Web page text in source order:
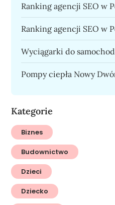
Ranking agencji SEO w
Ranking agencji SEO w
Wyciągarki do
Pompy ciepła Nowy
Kategorie
Biznes
Budownictwo
Dzieci
Dziecko